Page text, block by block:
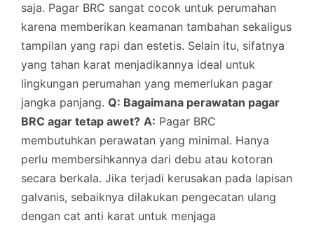
saja. Pagar BRC sangat cocok untuk perumahan
karena memberikan keamanan tambahan sekaligus
tampilan yang rapi dan estetis. Selain itu, sifatnya
yang tahan karat menjadikannya ideal untuk
lingkungan perumahan yang memerlukan pagar
jangka panjang. Q: Bagaimana perawatan pagar
BRC agar tetap awet? A: Pagar BRC
membutuhkan perawatan yang minimal. Hanya
perlu membersihkannya dari debu atau kotoran
secara berkala. Jika terjadi kerusakan pada lapisan
galvanis, sebaiknya dilakukan pengecatan ulang
dengan cat anti karat untuk menjaga